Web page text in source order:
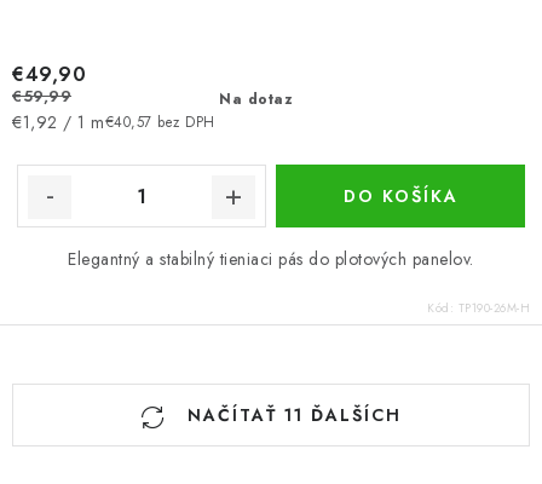
Na dotaz
€40,57 bez DPH
€49,90
€59,99
Jednotková
€1,92 / 1 m
DO KOŠÍKA
Elegantný a stabilný tieniaci pás do plotových panelov.
Kód: TP190-26M-H
O
NAČÍTAŤ 11 ĎALŠÍCH